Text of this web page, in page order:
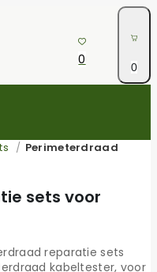
0
0
/ Perimeterdraad
sets voor
reparatie sets
kabeltester, voor